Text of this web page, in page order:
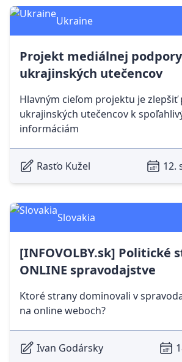
Ukraine
Projekt mediálnej
ukrajinských utečencov
Hlavným cieľom projektu je zlepšiť
ukrajinských utečencov k
informáciám
Rasťo Kužel 12.
Slovakia
[INFOVOLBY.sk] Politické
ONLINE spravodajstve
Ktoré strany dominovali v
na online weboch?
Ivan Godársky